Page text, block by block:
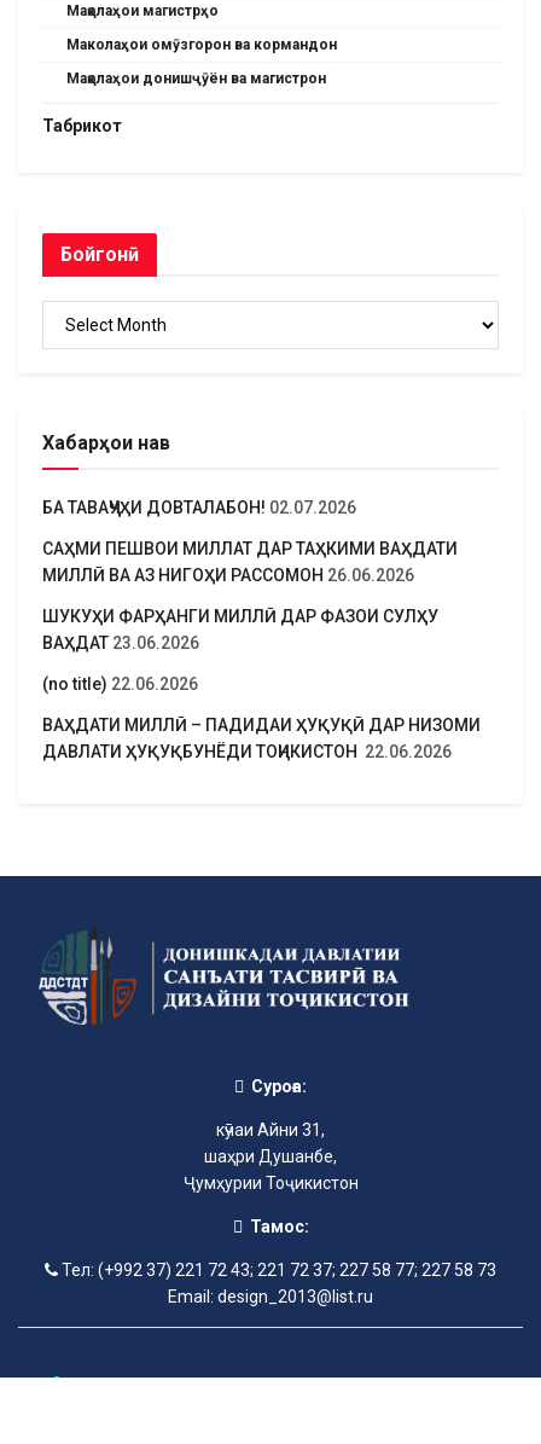
Мақолаҳои магистрҳо
Маколаҳои омӯзгорон ва кормандон
Мақолаҳои донишҷӯён ва магистрон
Табрикот
Бойгонӣ
Хабарҳои нав
БА ТАВАҶҶУҲИ ДОВТАЛАБОН! 02.07.2026
САҲМИ ПЕШВОИ МИЛЛАТ ДАР ТАҲКИМИ ВАҲДАТИ
МИЛЛӢ ВА АЗ НИГОҲИ РАССОМОН 26.06.2026
ШУКУҲИ ФАРҲАНГИ МИЛЛӢ ДАР ФАЗОИ СУЛҲУ
ВАҲДАТ 23.06.2026
(no title) 22.06.2026
ВАҲДАТИ МИЛЛӢ – ПАДИДАИ ҲУҚУҚӢ ДАР НИЗОМИ
ДАВЛАТИ ҲУҚУҚБУНЁДИ ТОҶИКИСТОН 22.06.2026
Суроға:
кӯчаи Айни 31,
шаҳри Душанбе,
Ҷумҳурии Тоҷикистон
Тамос:
Тел: (+992 37) 221 72 43; 221 72 37; 227 58 77; 227 58 73
Email: design_2013@list.ru